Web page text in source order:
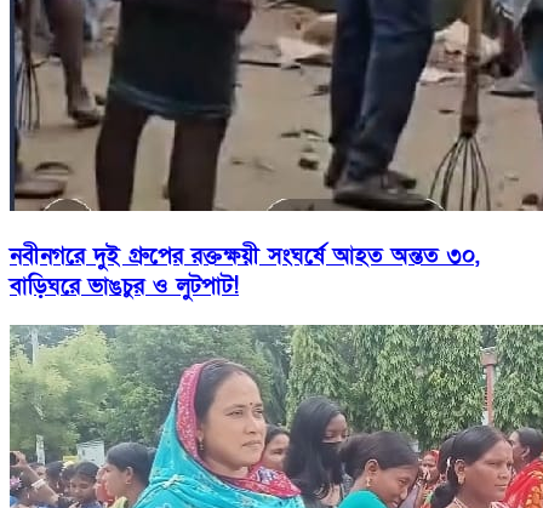
নবীনগরে দুই গ্রুপের রক্তক্ষয়ী সংঘর্ষে আহত অন্তত ৩০,
বাড়িঘরে ভাঙচুর ও লুটপাট!